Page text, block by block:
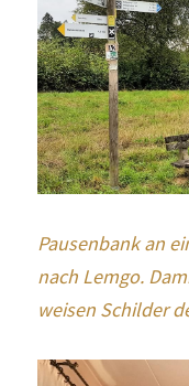
Pausenbank an
nach Lemgo.
weisen Schilder